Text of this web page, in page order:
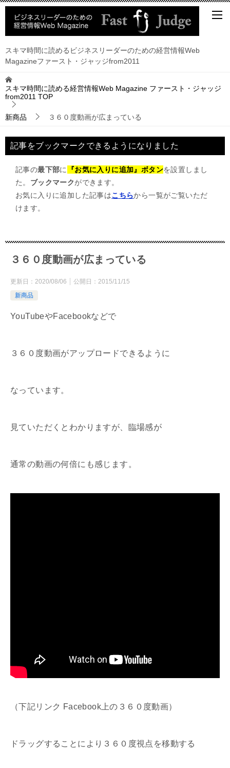
スキマ時間に読めるビジネスリーダーのための経営情報Web
Magazineファースト・ジャッジfrom2011
スキマ時間に読める経営情報Web Magazine ファースト・ジャッジ
from2011 TOP
新商品 ３６０度動画が広まっている
記事をブックマークできるようになりました
記事の最下部に 『お気に入りに追加』ボタンを設置しまし
た。 ブックマークができます。
お気に入りに追加した記事はこちらから一覧がご覧いただ
けます。
３６０度動画が広まっている
更新日： 2020/08/06 公開日： 2015/11/15
新商品
YouTubeやFacebookなどで
３６０度動画がアップロードできるように
なっています。
見ていただくとわかりますが、臨場感が
通常の動画の何倍にも感じます。
（下記リンク Facebook上の３６０度動画）
ドラッグすることにより３６０度視点を移動する